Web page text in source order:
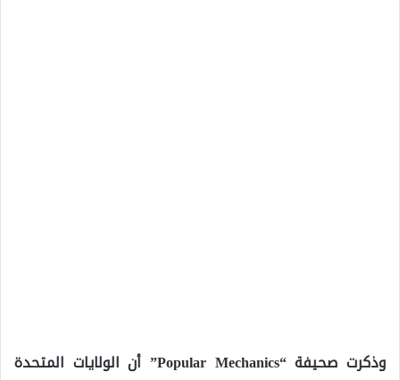
وذكرت صحيفة “Popular Mechanics” أن الولايات المتحدة